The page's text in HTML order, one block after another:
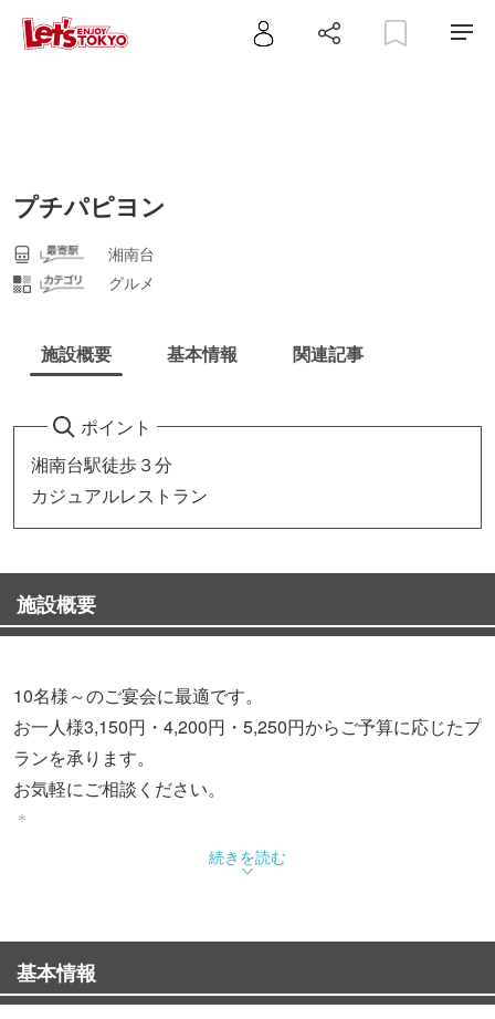
プチパピヨン
湘南台
グルメ
施設概要 基本情報 関連記事
ポイント
湘南台駅徒歩３分
カジュアルレストラン
施設概要
10名様～のご宴会に最適です。
お一人様3,150円・4,200円・5,250円からご予算に応じたプ
ランを承ります。
お気軽にご相談ください。
＊
プラスお一人様2,000円で飲み放題にできます。
15名様以上の場合は1,600円で飲み放題です！
※このメニューは御予約をお願いします。
宴会は人数により壁で仕切り、個室風にも出来ます。
続きを読む
基本情報